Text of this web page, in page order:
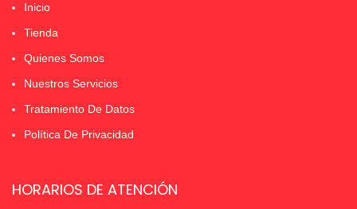
Inicio
Tienda
Quienes Somos
Nuestros Servicios
Tratamiento De Datos
Política De Privacidad
HORARIOS DE ATENCIÓN